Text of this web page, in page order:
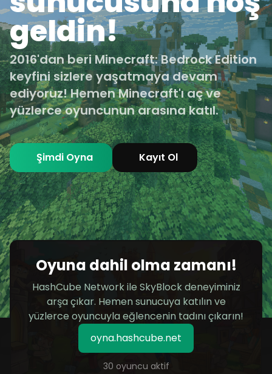
geldin!
2016'dan beri Minecraft: Bedrock Edition
keyfini sizlere yaşatmaya devam
ediyoruz! Hemen Minecraft'ı aç ve
yüzlerce oyuncunun arasına katıl.
Şimdi Oyna Kayıt Ol
Oyuna dahil olma zamanı!
HashCube Network ile SkyBlock deneyiminiz
arşa çıkar. Hemen sunucuya katılın ve
yüzlerce oyuncuyla eğlencenin tadını çıkarın!
oyna.hashcube.net
30 oyuncu aktif